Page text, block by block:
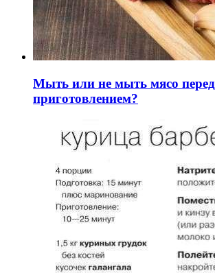
Мыть или не мыть мясо перед
приготовлением?